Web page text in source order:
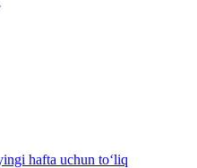
hafta uchun to‘liq